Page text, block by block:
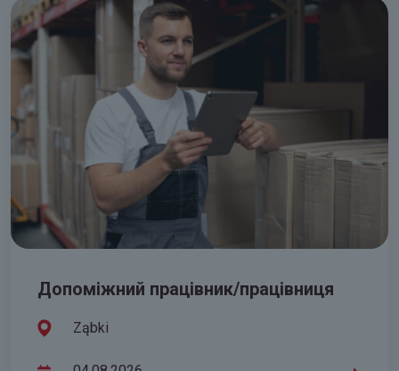
Допоміжний працівник/працівниця
Ząbki